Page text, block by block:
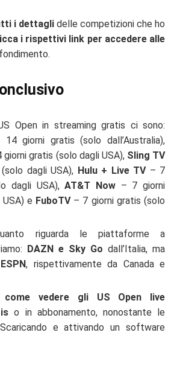
i dettagli delle competizioni che ho
i rispettivi link per accedere alle
Open in streaming gratis ci sono:
giorni gratis (solo dall’Australia),
gratis (solo dagli USA), Sling TV
dagli USA), Hulu + Live TV– 7
dagli USA),AT&T Now – 7 giorni
e FuboTV– 7 giorni gratis (solo
riguarda le piattaforme a
DAZN e Sky Go dall’Italia, ma
, rispettivamente da Canada e
come vedere gli US Open live
o in abbonamento, nonostante le
e attivando un software